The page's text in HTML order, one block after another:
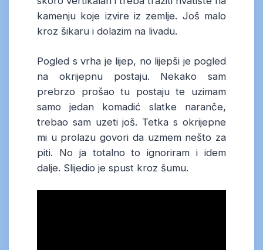
kamenju koje izvire iz zemlje. Još malo
kroz šikaru i dolazim na livadu.
Pogled s vrha je lijep, no lijepši je pogled
na okrijepnu postaju. Nekako sam
prebrzo prošao tu postaju te uzimam
samo jedan komadić slatke naranče,
trebao sam uzeti još. Tetka s okrijepne
mi u prolazu govori da uzmem nešto za
piti. No ja totalno to ignoriram i idem
dalje. Slijedio je spust kroz šumu.